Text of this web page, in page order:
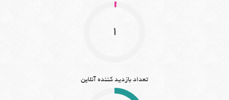
1
تعداد بازدید کننده آنلاین